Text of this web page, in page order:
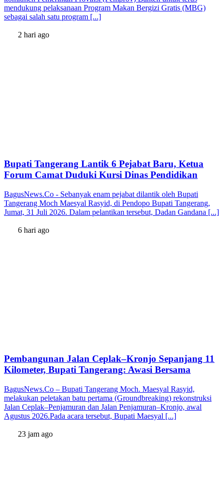
mendukung pelaksanaan Program Makan Bergizi Gratis (MBG)
sebagai salah satu program [...]
2 hari ago
Bupati Tangerang Lantik 6 Pejabat Baru, Ketua
Forum Camat Duduki Kursi Dinas Pendidikan
BagusNews.Co - Sebanyak enam pejabat dilantik oleh Bupati
Tangerang Moch Maesyal Rasyid, di Pendopo Bupati Tangerang,
Jumat, 31 Juli 2026. Dalam pelantikan tersebut, Dadan Gandana [...]
6 hari ago
Pembangunan Jalan Ceplak–Kronjo Sepanjang 11
Kilometer, Bupati Tangerang: Awasi Bersama
BagusNews.Co – Bupati Tangerang Moch. Maesyal Rasyid,
melakukan peletakan batu pertama (Groundbreaking) rekonstruksi
Jalan Ceplak–Penjamuran dan Jalan Penjamuran–Kronjo, awal
Agustus 2026.Pada acara tersebut, Bupati Maesyal [...]
23 jam ago